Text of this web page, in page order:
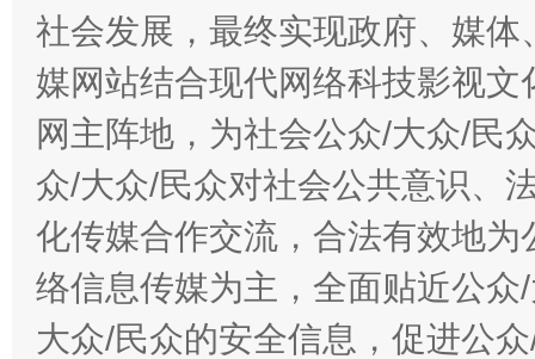
东山县通报“牛蛙产品抗生素超标问题” 法
社会发展，最终实现政府、媒
媒网站结合现代网络科技影视
网主阵地，为社会公众/大众/民
众/大众/民众对社会公共意识、
化传媒合作交流，合法有效地
络信息传媒为主，全面贴近公
大众/民众的安全信息，促进公